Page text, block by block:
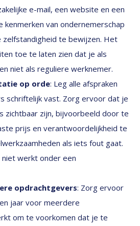
e-mail, een website en een
kenmerken van ondernemerschap
zelfstandigheid te bewijzen. Het
toe te laten zien dat je als
niet als reguliere werknemer.
op orde: Leg alle afspraken
schriftelijk vast. Zorg ervoor dat je
zichtbaar zijn, bijvoorbeeld door te
prijs en verantwoordelijkheid te
als iets fout gaat.
werkt onder een
opdrachtgevers: Zorg ervoor
jaar voor meerdere
om te voorkomen dat je te